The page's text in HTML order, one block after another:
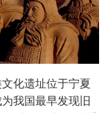
文化遗址位于宁夏
我国最早发现旧